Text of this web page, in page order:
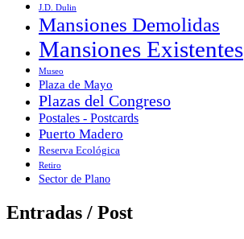
J.D. Dulin
Mansiones Demolidas
Mansiones Existentes
Museo
Plaza de Mayo
Plazas del Congreso
Postales - Postcards
Puerto Madero
Reserva Ecológica
Retiro
Sector de Plano
Entradas / Post